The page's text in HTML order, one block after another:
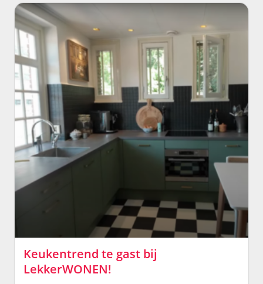
Keukentrend te gast bij
LekkerWONEN!